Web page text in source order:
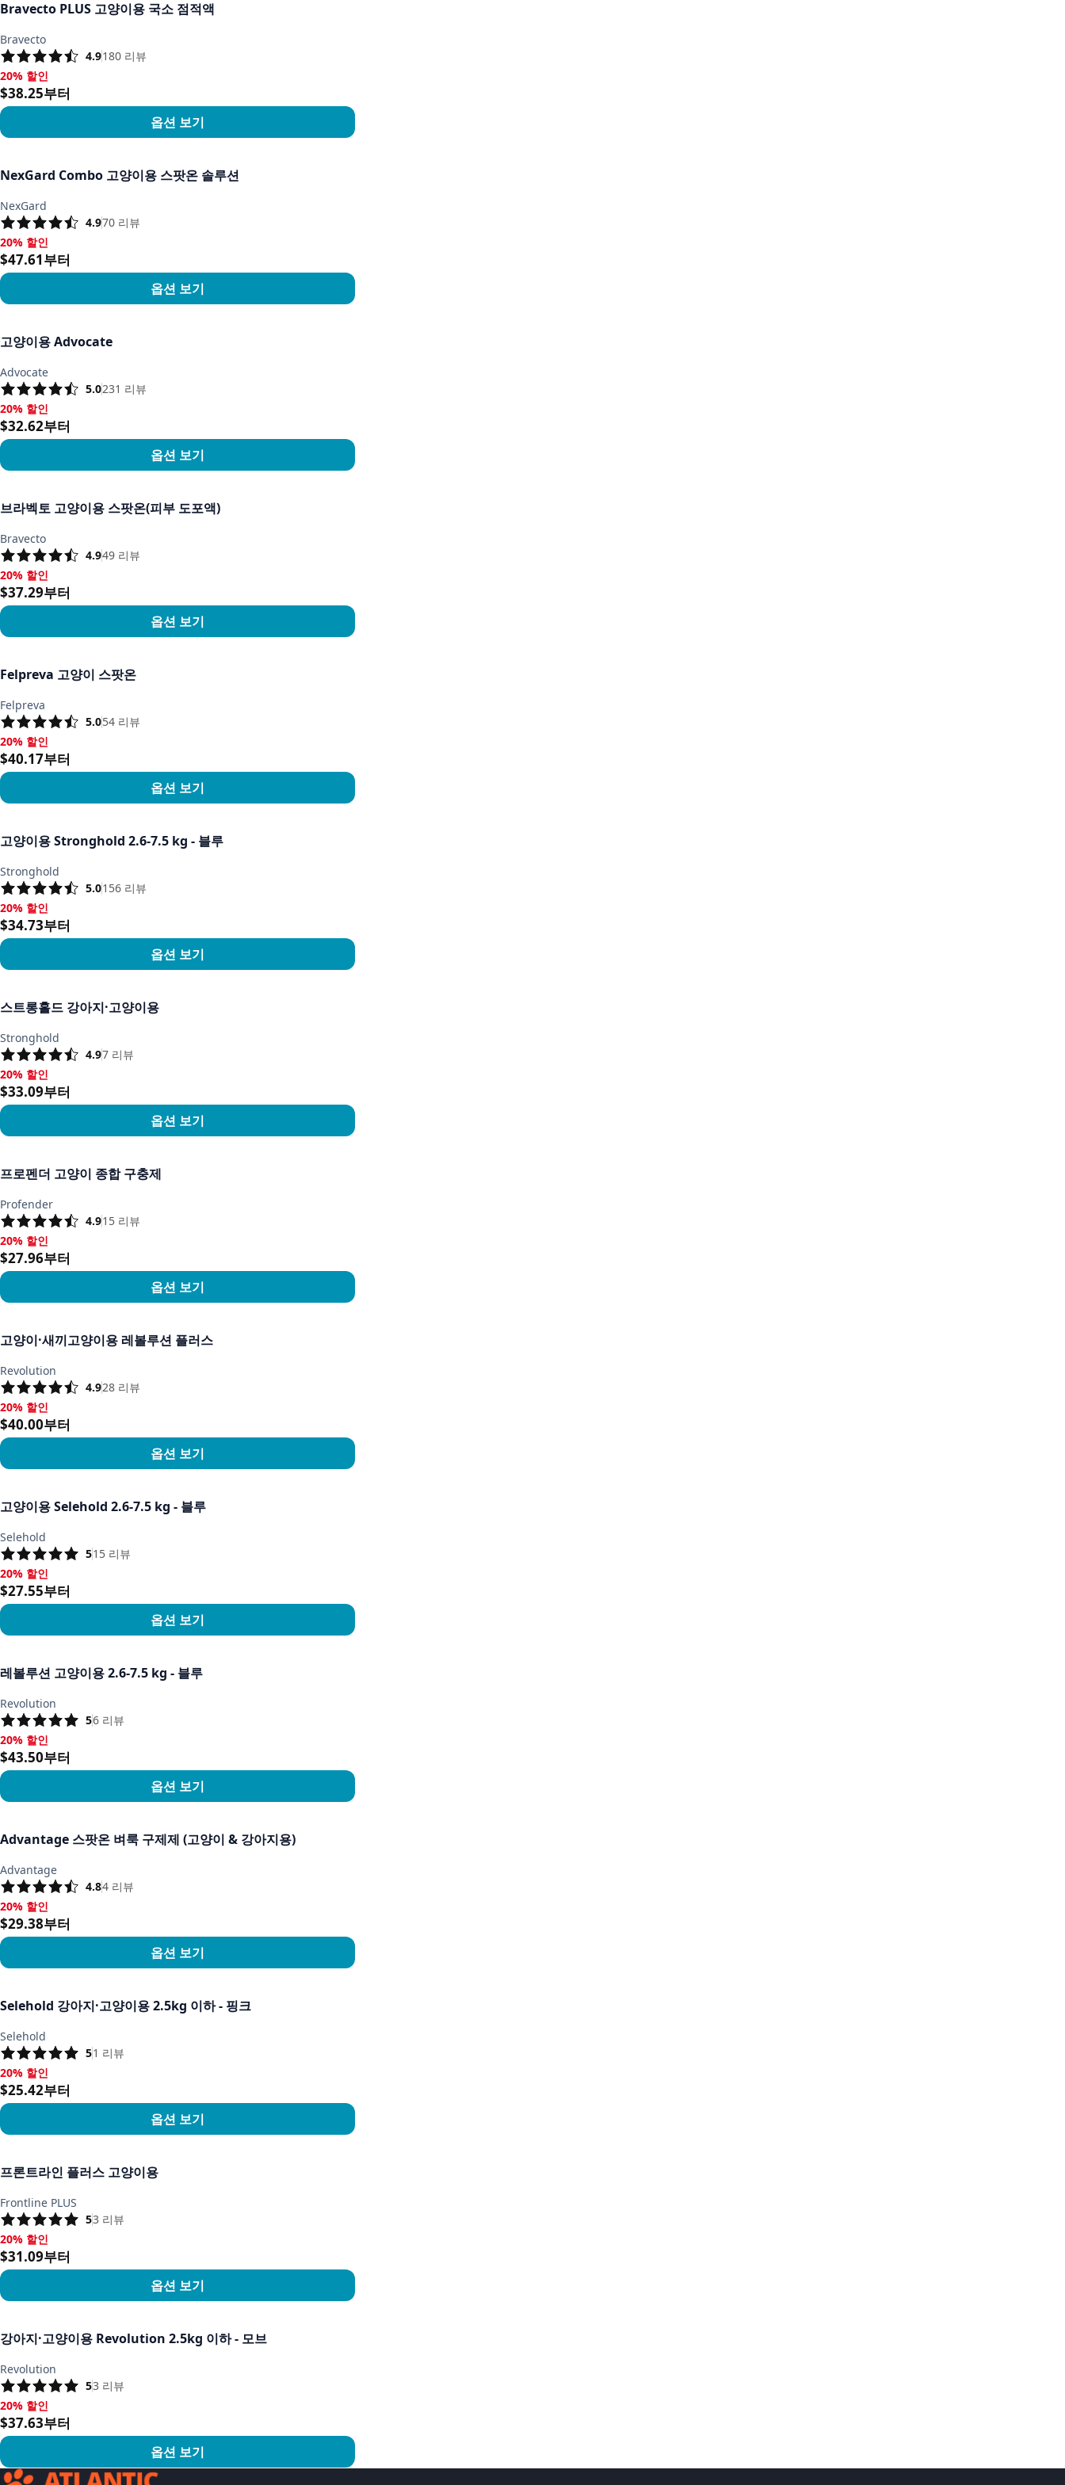
Bravecto PLUS 고양이용 국소 점적액
Bravecto
4.9180 리뷰
20% 할인, $38.25부터
20% 할인
$38.25부터
옵션 보기
NexGard Combo 고양이용 스팟온 솔루션
NexGard
4.970 리뷰
20% 할인, $47.61부터
20% 할인
$47.61부터
옵션 보기
고양이용 Advocate
Advocate
5.0231 리뷰
20% 할인, $32.62부터
20% 할인
$32.62부터
옵션 보기
브라벡토 고양이용 스팟온(피부 도포액)
Bravecto
4.949 리뷰
20% 할인, $37.29부터
20% 할인
$37.29부터
옵션 보기
Felpreva 고양이 스팟온
Felpreva
5.054 리뷰
20% 할인, $40.17부터
20% 할인
$40.17부터
옵션 보기
고양이용 Stronghold 2.6-7.5 kg - 블루
Stronghold
5.0156 리뷰
20% 할인, $34.73부터
20% 할인
$34.73부터
옵션 보기
스트롱홀드 강아지·고양이용
Stronghold
4.97 리뷰
20% 할인, $33.09부터
20% 할인
$33.09부터
옵션 보기
프로펜더 고양이 종합 구충제
Profender
4.915 리뷰
20% 할인, $27.96부터
20% 할인
$27.96부터
옵션 보기
고양이·새끼고양이용 레볼루션 플러스
Revolution
4.928 리뷰
20% 할인, $40.00부터
20% 할인
$40.00부터
옵션 보기
고양이용 Selehold 2.6-7.5 kg - 블루
Selehold
515 리뷰
20% 할인, $27.55부터
20% 할인
$27.55부터
옵션 보기
레볼루션 고양이용 2.6-7.5 kg - 블루
Revolution
56 리뷰
20% 할인, $43.50부터
20% 할인
$43.50부터
옵션 보기
Advantage 스팟온 벼룩 구제제 (고양이 & 강아지용)
Advantage
4.84 리뷰
20% 할인, $29.38부터
20% 할인
$29.38부터
옵션 보기
Selehold 강아지·고양이용 2.5kg 이하 - 핑크
Selehold
51 리뷰
20% 할인, $25.42부터
20% 할인
$25.42부터
옵션 보기
프론트라인 플러스 고양이용
Frontline PLUS
53 리뷰
20% 할인, $31.09부터
20% 할인
$31.09부터
옵션 보기
강아지·고양이용 Revolution 2.5kg 이하 - 모브
Revolution
53 리뷰
20% 할인, $37.63부터
20% 할인
$37.63부터
옵션 보기
상품 보기